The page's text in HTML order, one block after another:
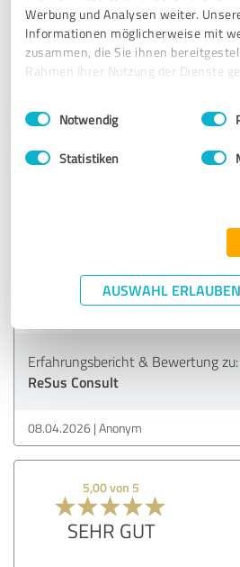
Werbung und Analysen weiter.
Informationen möglicherweise mit
zusammen, die Sie ihnen
Rahmen Ihrer Nutzung der Dienste
Impressum
Einwilligungsauswahl
Notwendig
Statistiken
AUSWAHL ERLAUBEN
Erfahrungsbericht & Bewertung zu:
ReSus Consult
21.05.2026 Rainer S.
5,00 von 5
SEHR GUT
vielen Dank für Ihre Arbeit. Die
angenehm. Ich freue mich auf
Herausforderung und wünsche
Erfahrungsbericht & Bewertung zu:
ReSus Consult
08.04.2026 Anonym
5,00 von 5
SEHR GUT